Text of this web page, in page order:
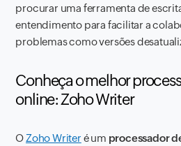
procurar uma ferramenta de
entendimento para facilitar a
problemas como versões
Conheça o melhor
online: Zoho Writer
O Zoho Writer é um processador